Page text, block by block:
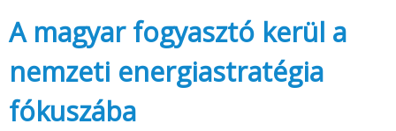
A magyar fogyasztó kerül a
nemzeti energiastratégia
fókuszába